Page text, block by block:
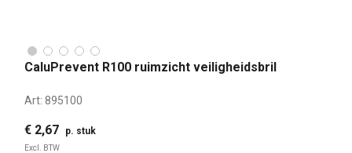
CaluPrevent R100 ruimzicht veiligheidsbril
Art: 895100
€ 2,67 p. stuk
Excl. BTW